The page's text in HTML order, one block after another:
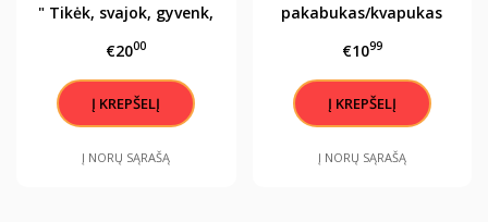
" Tikėk, svajok, gyvenk,
€2000
Į NORŲ SĄRAŠĄ
pakabukas/kvapukas
€1099
Į NORŲ SĄRAŠĄ